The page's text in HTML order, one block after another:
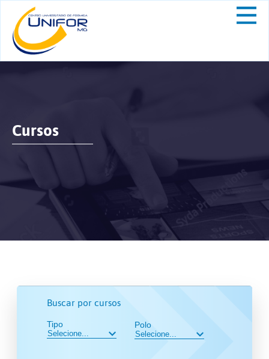
Cursos
Buscar por cursos
Tipo Polo